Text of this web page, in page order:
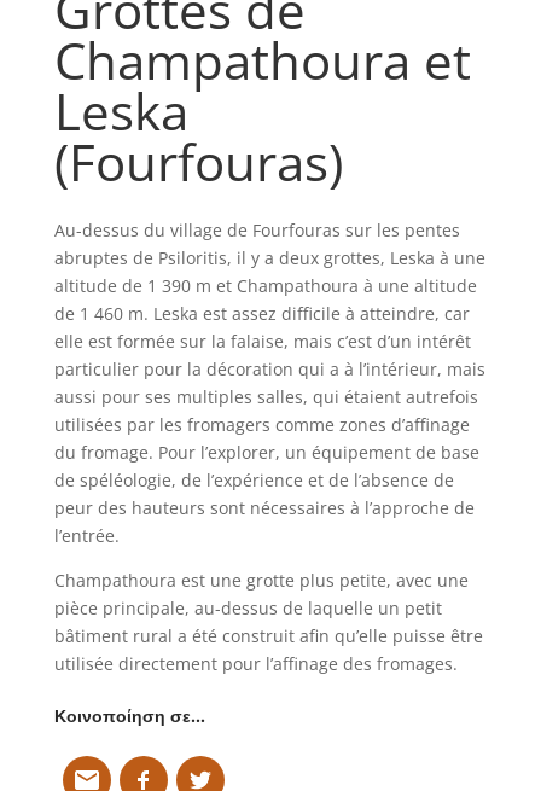
Champathoura et
Leska
(Fourfouras)
Au-dessus du village de Fourfouras sur les pentes
abruptes de Psiloritis, il y a deux grottes, Leska à une
altitude de 1 390 m et Champathoura à une altitude
de 1 460 m. Leska est assez difficile à atteindre, car
elle est formée sur la falaise, mais c’est d’un intérêt
particulier pour la décoration qui a à l’intérieur, mais
aussi pour ses multiples salles, qui étaient autrefois
utilisées par les fromagers comme zones d’affinage
du fromage. Pour l’explorer, un équipement de base
de spéléologie, de l’expérience et de l’absence de
peur des hauteurs sont nécessaires à l’approche de
l’entrée.
Champathoura est une grotte plus petite, avec une
pièce principale, au-dessus de laquelle un petit
bâtiment rural a été construit afin qu’elle puisse être
utilisée directement pour l’affinage des fromages.
Κοινοποίηση σε…